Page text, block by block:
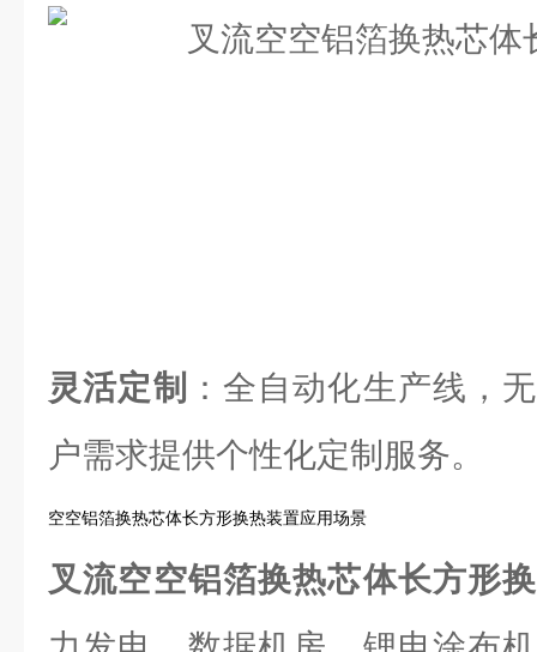
灵活定制
：全自动化生产线，
户需求提供个性化定制服务。
空空铝箔换热芯体长方形换热装置应用场景
叉流空空铝箔换热芯体长方形